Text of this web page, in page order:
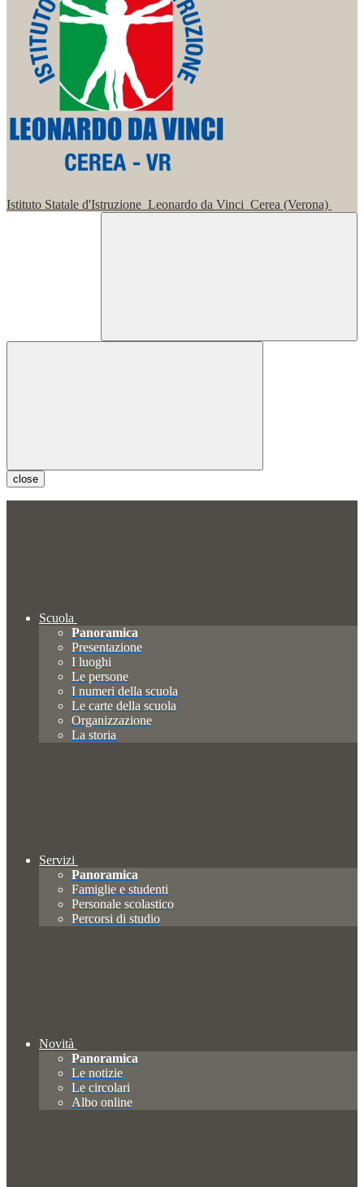
Istituto Statale d'Istruzione Leonardo da Vinci Cerea (Verona)
close
Scuola
Panoramica
Presentazione
I luoghi
Le persone
I numeri della scuola
Le carte della scuola
Organizzazione
La storia
Servizi
Panoramica
Famiglie e studenti
Personale scolastico
Percorsi di studio
Novità
Panoramica
Le notizie
Le circolari
Albo online